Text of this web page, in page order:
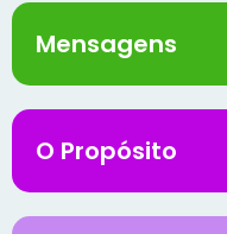
Mensagens
O Propósito